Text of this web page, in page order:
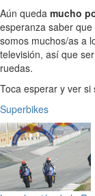
Aún queda mucho
esperanza saber
somos muchos/as a
televisión, así que
ruedas.
Toca esperar y ver si
Superbikes